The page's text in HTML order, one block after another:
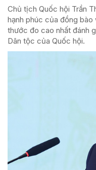
Chủ tịch Quốc hội Trần
hạnh phúc của đồng bào
thước đo cao nhất đánh
Dân tộc của Quốc hội.